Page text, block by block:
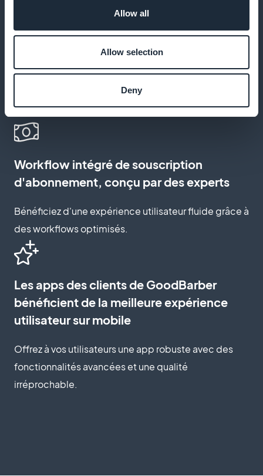
Allow all
Allow selection
Deny
Créez une page d'abonnement qui reflète votre
marque et engage vos utilisateurs.
Workflow intégré de souscription
d'abonnement, conçu par des experts
Bénéficiez d'une expérience utilisateur fluide grâce à
des workflows optimisés.
Les apps des clients de GoodBarber
bénéficient de la meilleure expérience
utilisateur sur mobile
Offrez à vos utilisateurs une app robuste avec des
fonctionnalités avancées et une qualité
irréprochable.